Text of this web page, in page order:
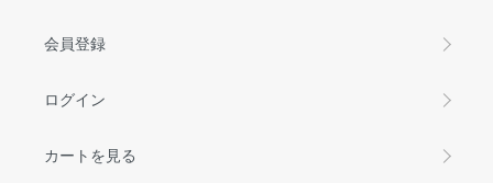
会員登録
ログイン
カートを見る